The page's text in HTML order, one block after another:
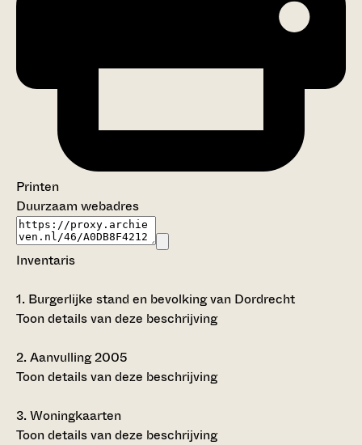
Printen
Duurzaam webadres
Inventaris
1. Burgerlijke stand en bevolking van Dordrecht
Toon details van deze beschrijving
2.Aanvulling 2005
Toon details van deze beschrijving
3.Woningkaarten
Toon details van deze beschrijving